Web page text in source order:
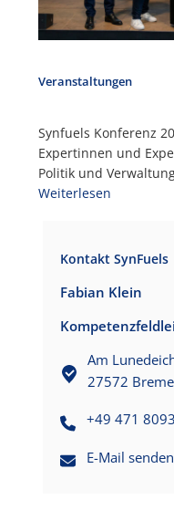
Veranstaltungen
Synfuels Konferenz
Expertinnen und
Politik und
Weiterlesen
Kontakt SynFuels
Fabian Klein
Am
27572
+49 471
E-Mail senden